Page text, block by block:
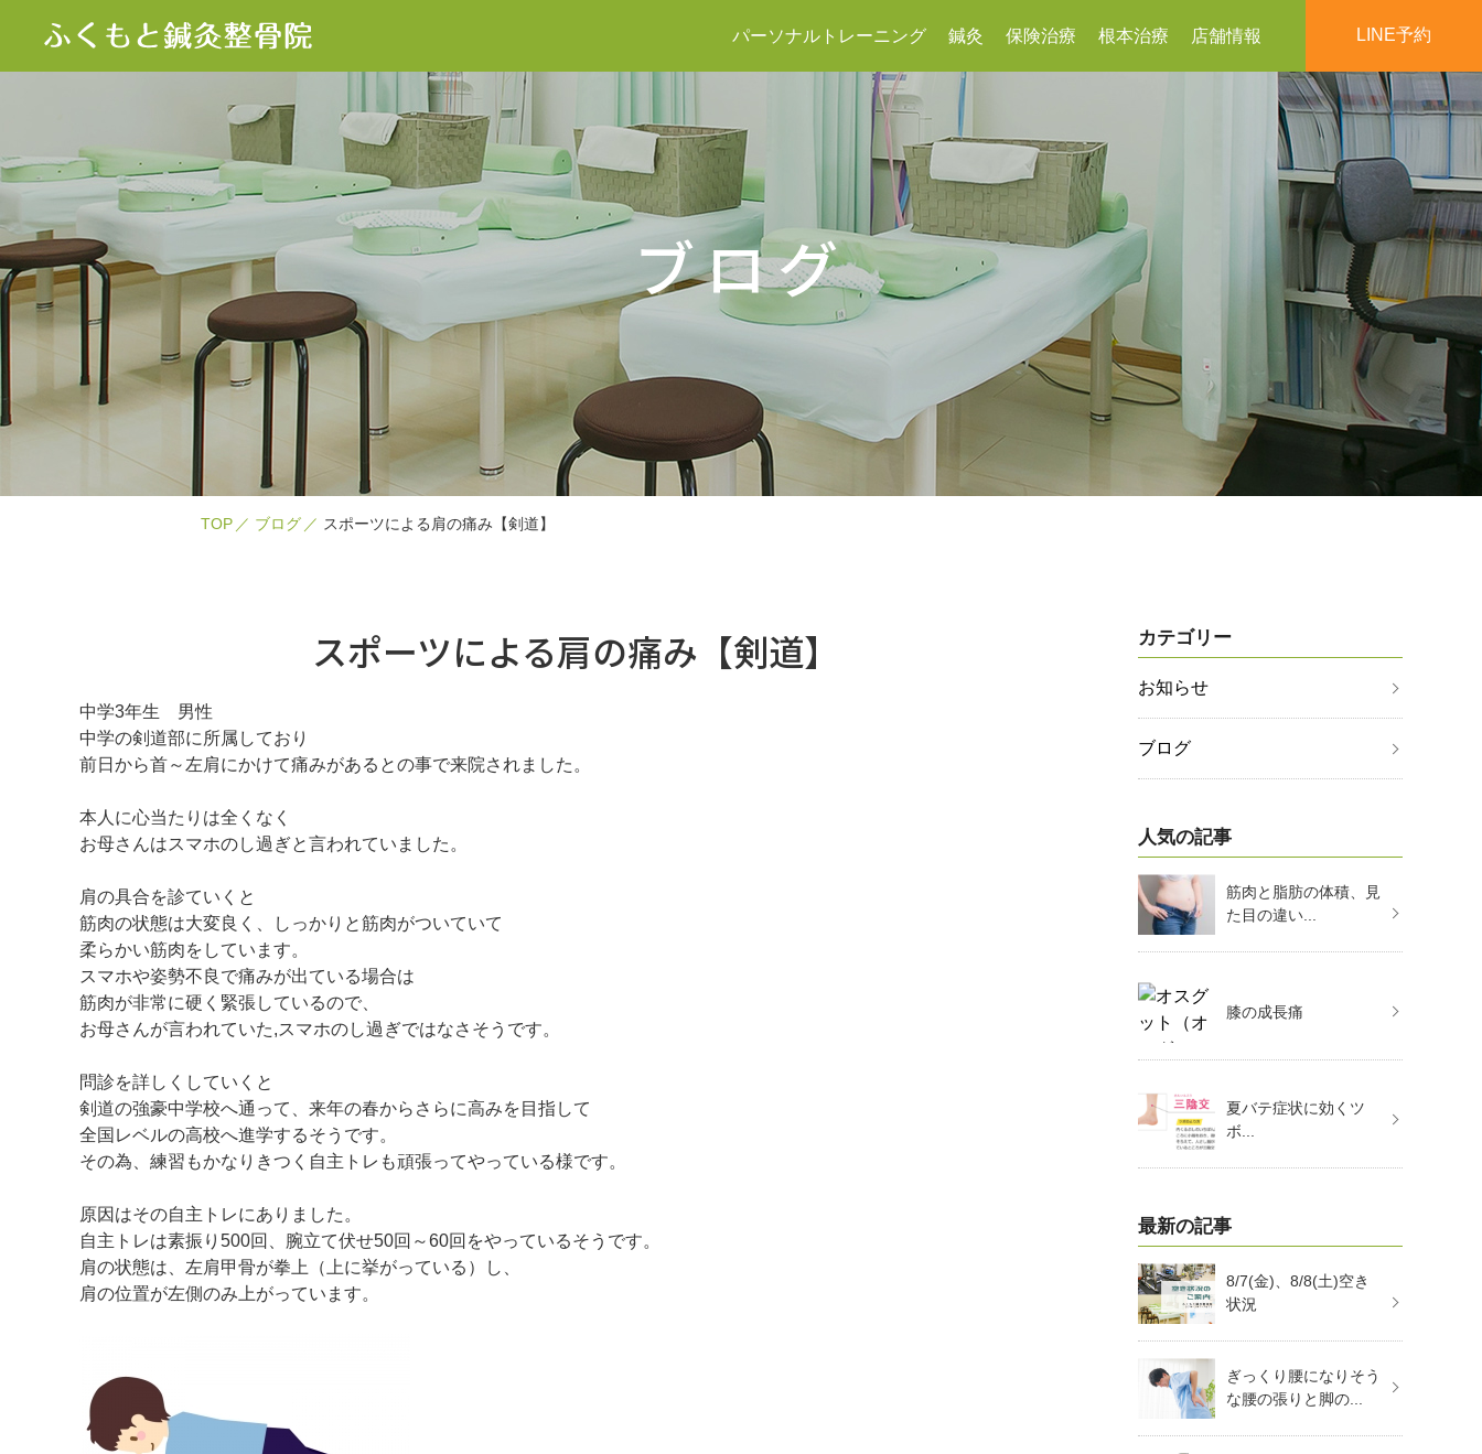
パーソナルトレーニング 鍼灸 保険治療 根本治療 店舗情報 LINE予約
ブログ
TOP ブログ スポーツによる肩の痛み【剣道】
スポーツによる肩の痛み【剣道】
中学3年生 男性
中学の剣道部に所属しており
前日から首～左肩にかけて痛みがあるとの事で来院されました。
本人に心当たりは全くなく
お母さんはスマホのし過ぎと言われていました。
肩の具合を診ていくと
筋肉の状態は大変良く、しっかりと筋肉がついていて
柔らかい筋肉をしています。
スマホや姿勢不良で痛みが出ている場合は
筋肉が非常に硬く緊張しているので、
お母さんが言われていた,スマホのし過ぎではなさそうです。
問診を詳しくしていくと
剣道の強豪中学校へ通って、来年の春からさらに高みを目指して
全国レベルの高校へ進学するそうです。
その為、練習もかなりきつく自主トレも頑張ってやっている様です。
原因はその自主トレにありました。
自主トレは素振り500回、腕立て伏せ50回～60回をやっているそうです。
肩の状態は、左肩甲骨が拳上（上に挙がっている）し、
肩の位置が左側のみ上がっています。
カテゴリー
お知らせ
ブログ
人気の記事
筋肉と脂肪の体積、見
た目の違い...
膝の成長痛
夏バテ症状に効くツ
ボ...
最新の記事
8/7(金)、8/8(土)空き
状況
ぎっくり腰になりそう
な腰の張りと脚の...